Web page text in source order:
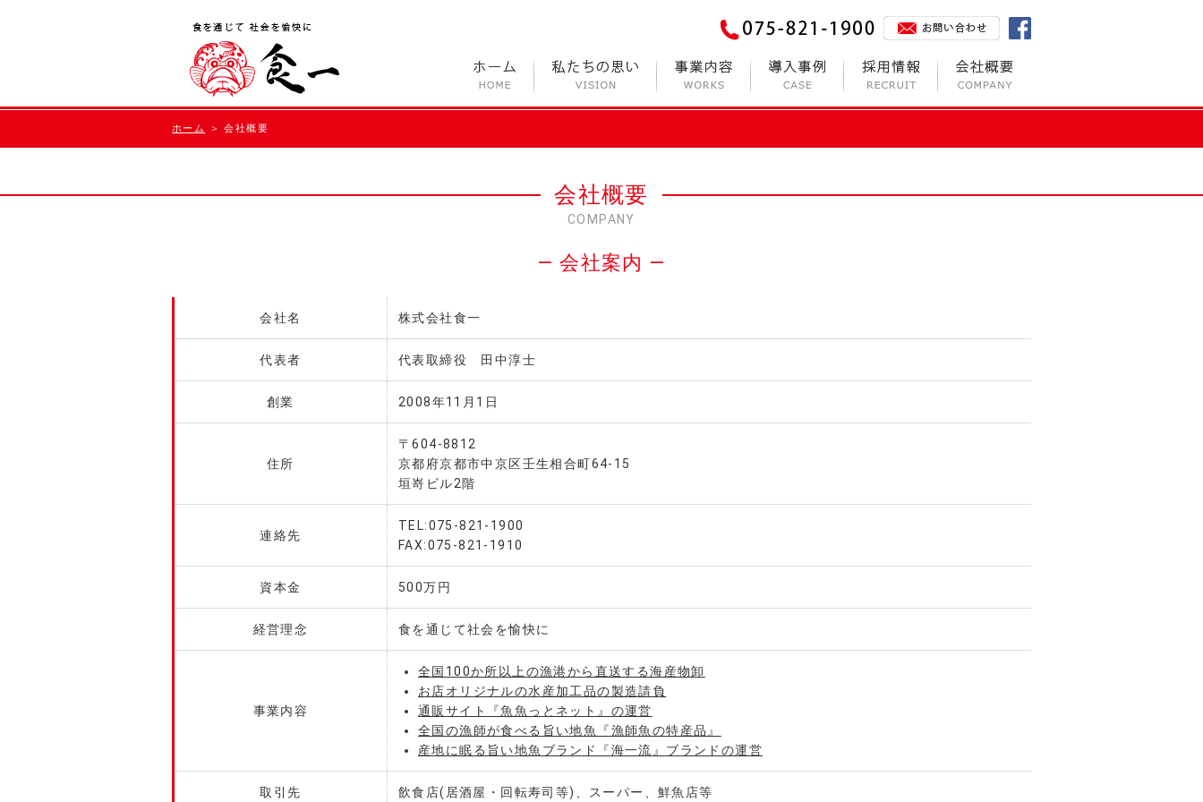
ホーム ＞ 会社概要
会社概要
COMPANY
― 会社案内 ―
会社名 株式会社食一
代表者 代表取締役 田中淳士
創業 2008年11月1日
住所
〒604-8812
京都府京都市中京区壬生相合町64-15
垣嵜ビル2階
連絡先
TEL:075-821-1900
FAX:075-821-1910
資本金 500万円
経営理念 食を通じて社会を愉快に
事業内容
全国100か所以上の漁港から直送する海産物卸
お店オリジナルの水産加工品の製造請負
通販サイト『魚魚っとネット』の運営
全国の漁師が食べる旨い地魚『漁師魚の特産品』
産地に眠る旨い地魚ブランド『海一流』ブランドの運営
取引先 飲食店(居酒屋・回転寿司等)、スーパー、鮮魚店等